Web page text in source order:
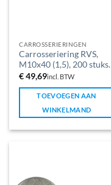
CARROSSERIERINGEN
Carrosseriering RVS,
M10x40 (1,5), 200 stuks.
€49,69incl. BTW
TOEVOEGEN AAN
WINKELMAND